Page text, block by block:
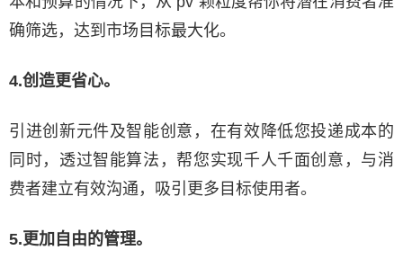
确筛选，达到市场目标最大化。
4.创造更省心。
引进创新元件及智能创意，在有效降低您投递成本的
同时，透过智能算法，帮您实现千人千面创意，与消
费者建立有效沟通，吸引更多目标使用者。
5.更加自由的管理。